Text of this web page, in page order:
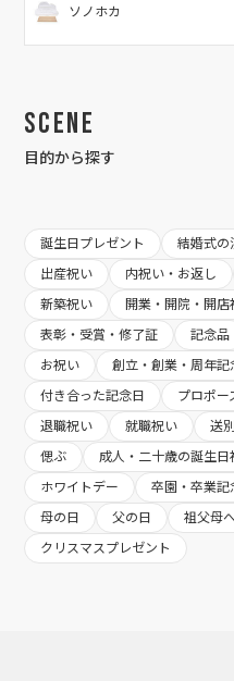
ソノホカ
Scene
目的から探す
誕生日プレゼント 結婚式の
出産祝い
内祝い・お返し
新築祝い
開業・開院・開店
表彰・受賞・修了証
記念品
お祝い
創立・創業・周年記
付き合った記念日
プロポー
退職祝い
就職祝い 送
偲ぶ
成人・二十歳の誕生日
ホワイトデー
卒園・卒業記
母の日
父の日
祖父母
クリスマスプレゼント